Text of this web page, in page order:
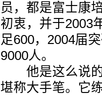
员，都是富士康
初衷，并于2003
足600，2004届
9000人。
他是这么说的
堪称大手笔。它